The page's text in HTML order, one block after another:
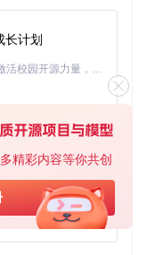
精彩内容等你共创
LXDE/
XFCE
LXDE 7.8/10
9.5/10
长计划
「源启盛夏」暑期校园开发者成长计划旨在激活校园开源力量，通过积分激励、认证扶持、资源倾斜等形式，引导高校组织和开发者完成「入驻 — 建项目 — 做贡献 — 获认证 — 得资源」的完整闭环。无论你是想带领社团入驻平台的组织者，还是希望用代码贡献证明自己的开发者，都能在这里找到属于你的成长路径。
基于Python的Xiaozhi AI，适用于想要完整Xiaozhi体验而无需拥有专用硬件的用户。